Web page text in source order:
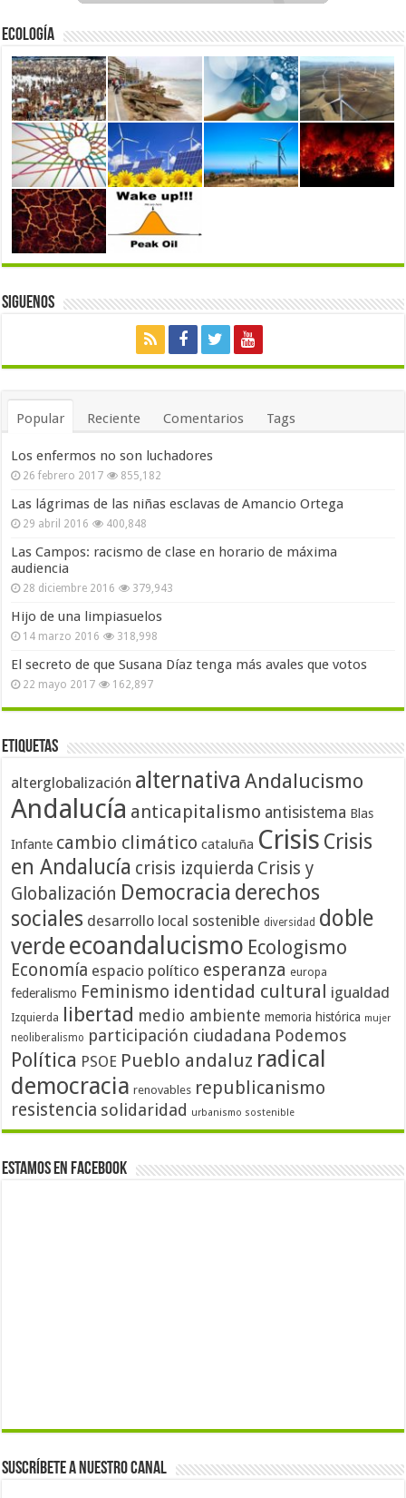
Ecología
Siguenos
Popular Reciente Comentarios Tags
Los enfermos no son luchadores
26 febrero 2017 855,182
Las lágrimas de las niñas esclavas de Amancio Ortega
29 abril 2016 400,848
Las Campos: racismo de clase en horario de máxima
audiencia
28 diciembre 2016 379,943
Hijo de una limpiasuelos
14 marzo 2016 318,998
El secreto de que Susana Díaz tenga más avales que votos
22 mayo 2017 162,897
Etiquetas
alterglobalización alternativa Andalucismo
Andalucía anticapitalismo antisistema Blas
Infante cambio climático cataluña Crisis Crisis
en Andalucía crisis izquierda Crisis y
Globalización Democracia derechos
sociales desarrollo local sostenible diversidad doble
verdeecoandalucismo Ecologismo
Economía espacio político esperanza europa
federalismo Feminismo identidad cultural igualdad
Izquierda libertad medio ambiente memoria histórica mujer
neoliberalismo participación ciudadana Podemos
Política PSOE Pueblo andaluz radical
democracia renovables republicanismo
resistencia solidaridad urbanismo sostenible
Estamos en Facebook
Suscríbete a nuestro canal